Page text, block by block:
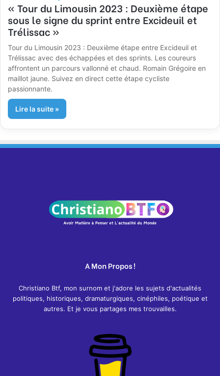
« Tour du Limousin 2023 : Deuxième étape
sous le signe du sprint entre Excideuil et
Trélissac »
Tour du Limousin 2023 : Deuxième étape entre Excideuil et
Trélissac avec des échappées et des sprints. Les coureurs
affrontent un parcours vallonné et chaud. Romain Grégoire en
maillot jaune. Suivez en direct cette étape cycliste
passionnante.
Lire la suite »
A Mon Propos !
Christiano Btf, mon surnom et j'adore les sujets d'actualités
politiques, historiques, dramaturgiques, cinéphiles, poétique et
autres. Et je vous partages mes trouvailles.